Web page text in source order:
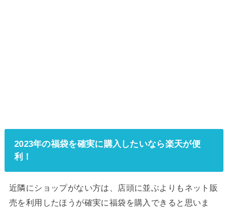
2023年の福袋を確実に購入したいなら楽天が便
利！
近隣にショップがない方は、店頭に並ぶよりもネット販
売を利用したほうが確実に福袋を購入できると思いま